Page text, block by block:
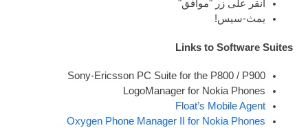
"موافق"
Links to
Sony-Eric­sson PC Suite for the
Logo­Man­ager for
Float’s
Oxy­gen Phone Man­ager II for